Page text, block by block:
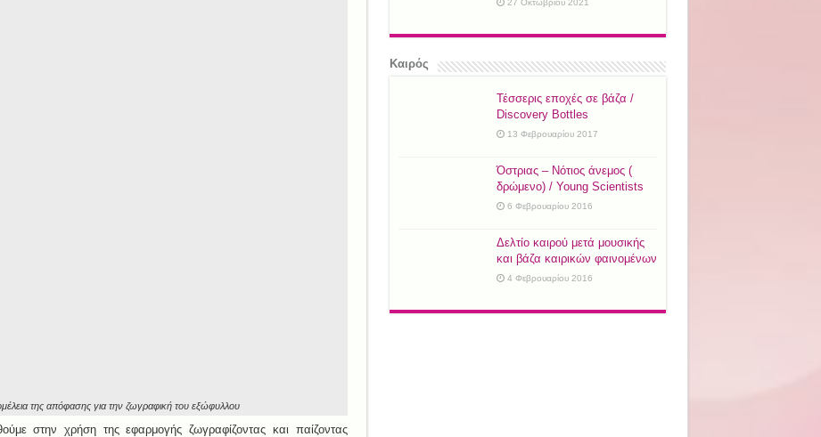
της απόφασης για την ζωγραφική του εξώφυλλου
στην χρήση της εφαρμογής ζωγραφίζοντας και παίζοντας
Καιρός
Τέσσερις εποχές σε βάζα /
Discovery Bottles
13 Φεβρουαρίου 2017
Όστριας – Νότιος άνεμος (
δρώμενο) / Young Scientists
6 Φεβρουαρίου 2016
Δελτίο καιρού μετά μουσικής
και βάζα καιρικών φαινομένων
4 Φεβρουαρίου 2016